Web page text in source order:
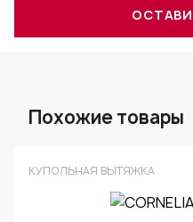
Похожие товары
КУПОЛЬНАЯ ВЫТЯЖКА